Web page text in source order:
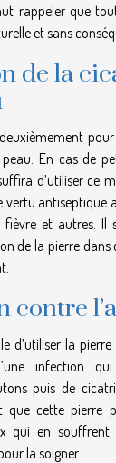
rappeler que
et sans
de la
En cas de
d’utiliser ce
vertu antiseptique
fièvre et autres. Il
de la pierre dans
contre
d’utiliser la
infection
puis de
que cette pierre
qui en
la soigner.